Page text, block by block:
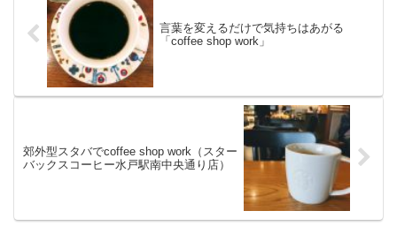
言葉を変えるだけで気持ちはあがる
「coffee shop work」
郊外型スタバでcoffee shop work（スター
バックスコーヒー水戸駅南中央通り店）